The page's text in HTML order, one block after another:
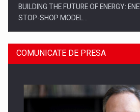
BUILDING THE FUTURE OF ENERGY:
STOP-SHOP MODEL…
COMUNICATE DE PRESA